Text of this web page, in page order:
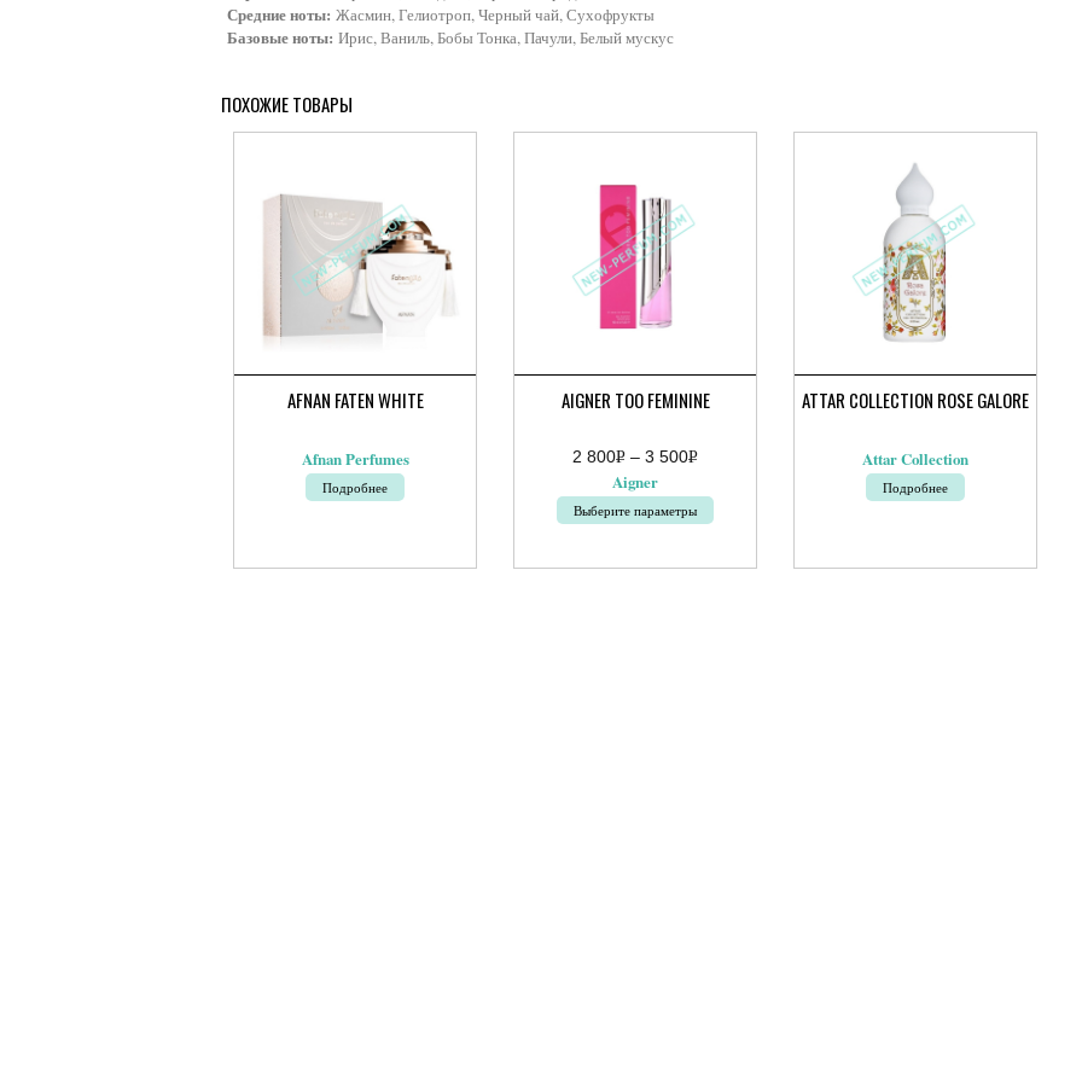
Средние ноты: Жасмин, Гелиотроп, Черный чай, Сухофрукты
Базовые ноты: Ирис, Ваниль, Бобы Тонка, Пачули, Белый мускус
ПОХОЖИЕ ТОВАРЫ
AFNAN FATEN WHITE
Afnan Perfumes
Подробнее
AIGNER TOO FEMININE
2 800Р
УБ.
– 3 500Р
800руб.
500руб.
Aigner
Выберите параметры
товар
ATTAR COLLECTION ROSE GALORE
Attar Collection
Подробнее